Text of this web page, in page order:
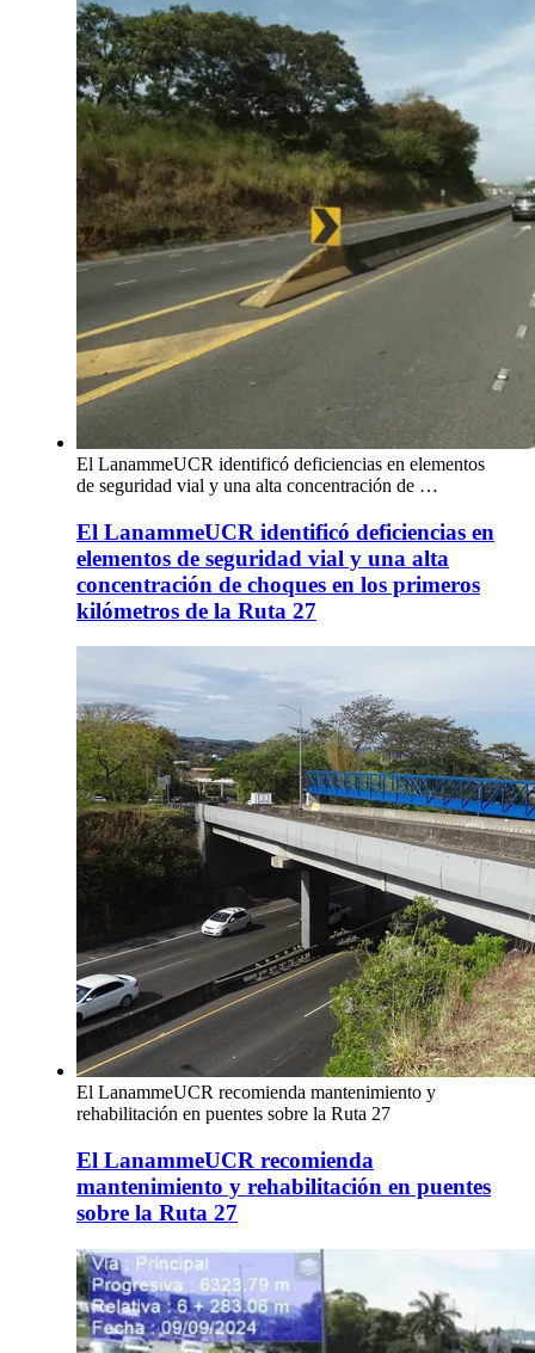
El LanammeUCR identificó deficiencias en elementos
de seguridad vial y una alta concentración de …
El LanammeUCR identificó deficiencias en
elementos de seguridad vial y una alta
concentración de choques en los primeros
kilómetros de la Ruta 27
El LanammeUCR recomienda mantenimiento y
rehabilitación en puentes sobre la Ruta 27
El LanammeUCR recomienda
mantenimiento y rehabilitación en puentes
sobre la Ruta 27